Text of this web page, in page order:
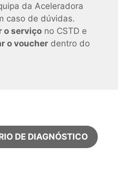
da Aceleradora
caso de dúvidas.
o serviço no CSTD e
o voucher dentro do
DE DIAGNÓSTICO